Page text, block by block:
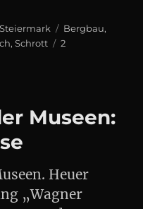
Steiermark Tags
Bergbau,
,Schrott
2
Museen:
Heuer
„Wagner